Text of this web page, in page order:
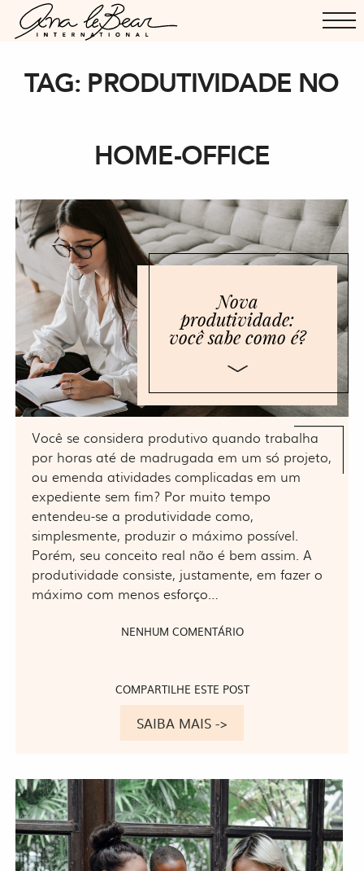
TAG: PRODUTIVIDADE NO
HOME-OFFICE
Nova
produtividade:
você sabe como é?
Você se considera produtivo quando trabalha
por horas até de madrugada em um só projeto,
ou emenda atividades complicadas em um
expediente sem fim? Por muito tempo
entendeu-se a produtividade como,
simplesmente, produzir o máximo possível.
Porém, seu conceito real não é bem assim. A
produtividade consiste, justamente, em fazer o
máximo com menos esforço…
NENHUM COMENTÁRIO
COMPARTILHE ESTE POST
SAIBA MAIS ->